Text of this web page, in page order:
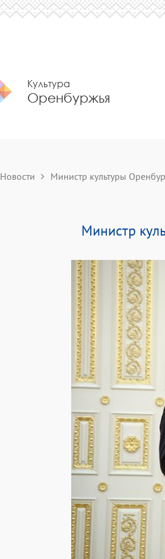
Культура
Оренбуржья
Новости Министр культуры
Министр